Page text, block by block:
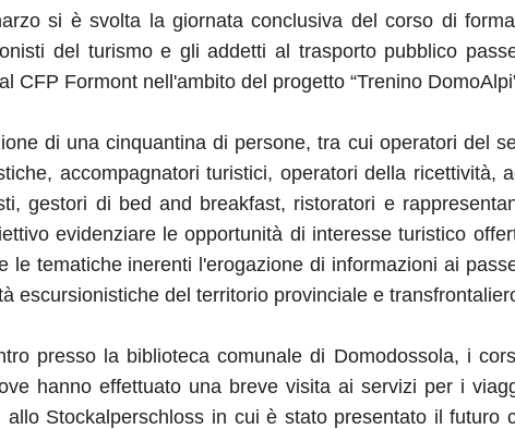
si è svolta la giornata conclusiva del corso di
del turismo e gli addetti al trasporto pubblico
CFP Formont nell'ambito del progetto “Trenino
di una cinquantina di persone, tra cui operatori del
accompagnatori turistici, operatori della ricettività,
gestori di bed and breakfast, ristoratori e
evidenziare le opportunità di interesse turistico
le tematiche inerenti l'erogazione di informazioni ai
escursionistiche del territorio provinciale e
presso la biblioteca comunale di Domodossola, i
hanno effettuato una breve visita ai servizi per i
Stockalperschloss in cui è stato presentato il futuro